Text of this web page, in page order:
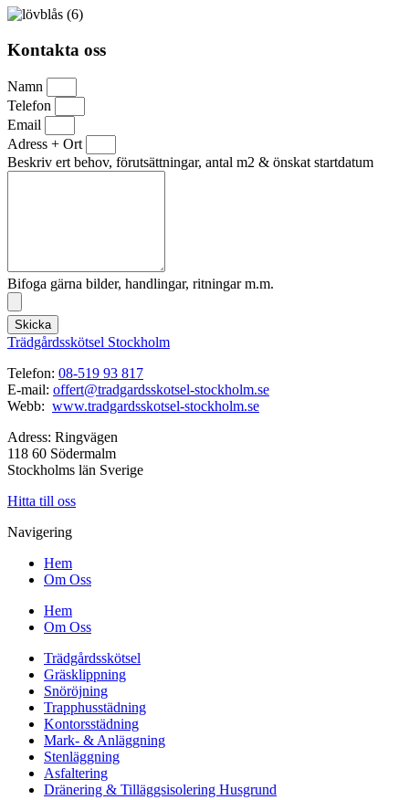
Kontakta oss
Namn
Telefon
Email
Adress + Ort
Beskriv ert behov, förutsättningar, antal m2 & önskat startdatum
Bifoga gärna bilder, handlingar, ritningar m.m.
Skicka
Trädgårdsskötsel Stockholm
Telefon: 08-519 93 817
E-mail: offert@tradgardsskotsel-stockholm.se
Webb: www.tradgardsskotsel-stockholm.se
Adress: Ringvägen
118 60 Södermalm
Stockholms län Sverige
Hitta till oss
Navigering
Hem
Om Oss
Hem
Om Oss
Trädgårdsskötsel
Gräsklippning
Snöröjning
Trapphusstädning
Kontorsstädning
Mark- & Anläggning
Stenläggning
Asfaltering
Dränering & Tilläggsisolering Husgrund